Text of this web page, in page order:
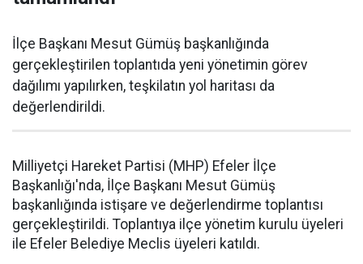
İlçe Başkanı Mesut Gümüş başkanlığında
gerçekleştirilen toplantıda yeni yönetimin görev
dağılımı yapılırken, teşkilatın yol haritası da
değerlendirildi.
Milliyetçi Hareket Partisi (MHP) Efeler İlçe
Başkanlığı'nda, İlçe Başkanı Mesut Gümüş
başkanlığında istişare ve değerlendirme toplantısı
gerçekleştirildi. Toplantıya ilçe yönetim kurulu üyeleri
ile Efeler Belediye Meclis üyeleri katıldı.